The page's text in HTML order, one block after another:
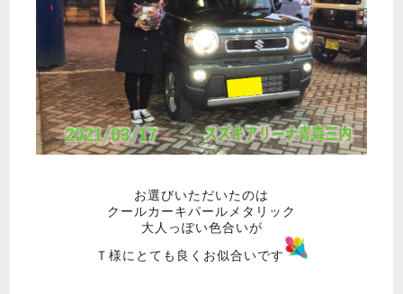
お選びいただいたのは
クールカーキパールメタリック
大人っぽい色合いが
Ｔ様にとても良くお似合いです